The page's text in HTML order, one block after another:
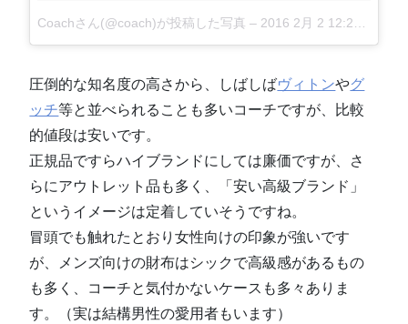
Coachさん(@coach)が投稿した写真 – 2016 2月 2 12:29午後 PST
圧倒的な知名度の高さから、しばしばヴィトンやグ
ッチ等と並べられることも多いコーチですが、比較
的値段は安いです。
正規品ですらハイブランドにしては廉価ですが、さ
らにアウトレット品も多く、「安い高級ブランド」
というイメージは定着していそうですね。
冒頭でも触れたとおり女性向けの印象が強いです
が、メンズ向けの財布はシックで高級感があるもの
も多く、コーチと気付かないケースも多々ありま
す。（実は結構男性の愛用者もいます）